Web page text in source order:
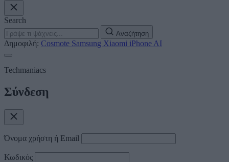
Search
Αναζήτηση
Δημοφιλή: Cosmote Samsung Xiaomi iPhone AI
Techmaniacs
Σύνδεση
Όνομα χρήστη ή Email
Κωδικός